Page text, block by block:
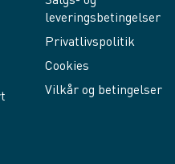
leveringsbetingelser
Privatlivspolitik
Cookies
Vilkår og betingelser